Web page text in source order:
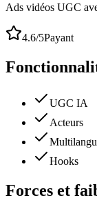
Ads vidéos UGC
4.6/5Payant
UGC IA
Acteurs
Hooks
Forces et